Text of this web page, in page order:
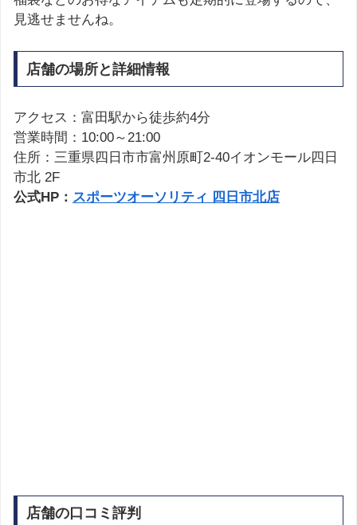
見逃せませんね。
店舗の場所と詳細情報
アクセス：富田駅から徒歩約4分
営業時間：10:00～21:00
住所：三重県四日市市富州原町2-40イオンモール四日
市北 2F
公式HP： スポーツオーソリティ 四日市北店
店舗の口コミ評判